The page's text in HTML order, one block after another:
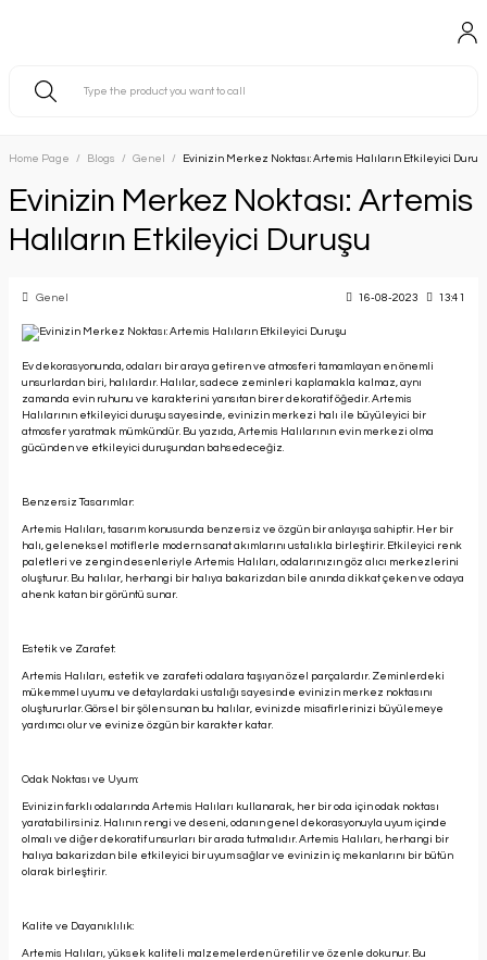
Home Page Blogs Genel Evinizin Merkez Noktası: Artemis Halıların Etkileyici
Evinizin Merkez Noktası: Artemis
Halıların Etkileyici Duruşu
Genel 16-08-2023 13:41
Ev dekorasyonunda, odaları bir araya getiren ve atmosferi tamamlayan en önemli
unsurlardan biri, halılardır. Halılar, sadece zeminleri kaplamakla kalmaz, aynı
zamanda evin ruhunu ve karakterini yansıtan birer dekoratif öğedir. Artemis
Halılarının etkileyici duruşu sayesinde, evinizin merkezi halı ile büyüleyici bir
atmosfer yaratmak mümkündür. Bu yazıda, Artemis Halılarının evin merkezi olma
gücünden ve etkileyici duruşundan bahsedeceğiz.
Benzersiz Tasarımlar:
Artemis Halıları, tasarım konusunda benzersiz ve özgün bir anlayışa sahiptir. Her bir
halı, geleneksel motiflerle modern sanat akımlarını ustalıkla birleştirir. Etkileyici renk
paletleri ve zengin desenleriyle Artemis Halıları, odalarınızın göz alıcı merkezlerini
oluşturur. Bu halılar, herhangi bir halıya bakarizdan bile anında dikkat çeken ve odaya
ahenk katan bir görüntü sunar.
Estetik ve Zarafet:
Artemis Halıları, estetik ve zarafeti odalara taşıyan özel parçalardır. Zeminlerdeki
mükemmel uyumu ve detaylardaki ustalığı sayesinde evinizin merkez noktasını
oluştururlar. Görsel bir şölen sunan bu halılar, evinizde misafirlerinizi büyülemeye
yardımcı olur ve evinize özgün bir karakter katar.
Odak Noktası ve Uyum:
Evinizin farklı odalarında Artemis Halıları kullanarak, her bir oda için odak noktası
yaratabilirsiniz. Halının rengi ve deseni, odanın genel dekorasyonuyla uyum içinde
olmalı ve diğer dekoratif unsurları bir arada tutmalıdır. Artemis Halıları, herhangi bir
halıya bakarizdan bile etkileyici bir uyum sağlar ve evinizin iç mekanlarını bir bütün
olarak birleştirir.
Kalite ve Dayanıklılık:
Artemis Halıları, yüksek kaliteli malzemelerden üretilir ve özenle dokunur. Bu